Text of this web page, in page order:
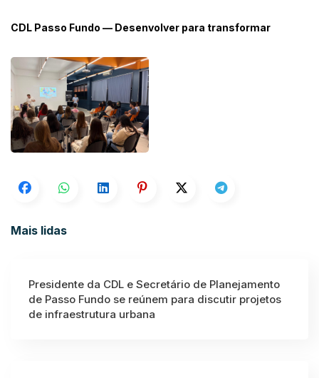
CDL Passo Fundo — Desenvolver para transformar
Mais lidas
Presidente da CDL e Secretário de Planejamento
de Passo Fundo se reúnem para discutir projetos
de infraestrutura urbana